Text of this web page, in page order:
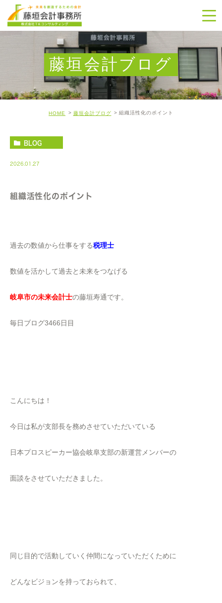
藤垣会計ブログ
HOME 藤垣会計ブログ 組織活性化のポイント
BLOG
2026.01.27
組織活性化のポイント
過去の数値から仕事をする税理士
数値を活かして過去と未来をつなげる
岐阜市の未来会計士の藤垣寿通です。
毎日ブログ3466日目
こんにちは！
今日は私が支部長を務めさせていただいている
日本プロスピーカー協会岐阜支部の新運営メンバーの
面談をさせていただきました。
同じ目的で活動していく仲間になっていただくために
どんなビジョンを持っておられて、